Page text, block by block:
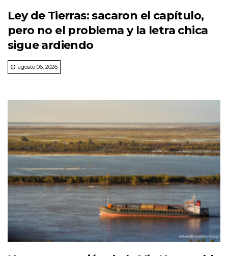
Ley de Tierras: sacaron el capítulo,
pero no el problema y la letra chica
sigue ardiendo
agosto 06, 2026